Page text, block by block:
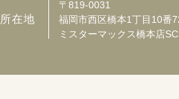
所在地
〒819-0031
福岡市西区橋本1丁目10番
ミスターマックス橋本店